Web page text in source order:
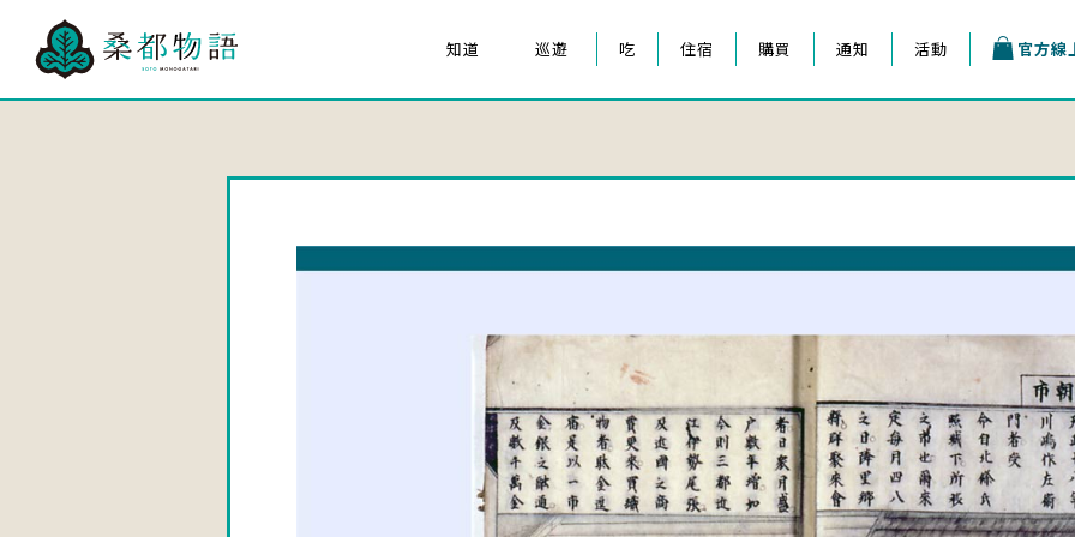
知道
關於「桑都物語」
大家的桑都物语
巡遊
八王子祭
吃 住宿 購買 通知 活動 官方線